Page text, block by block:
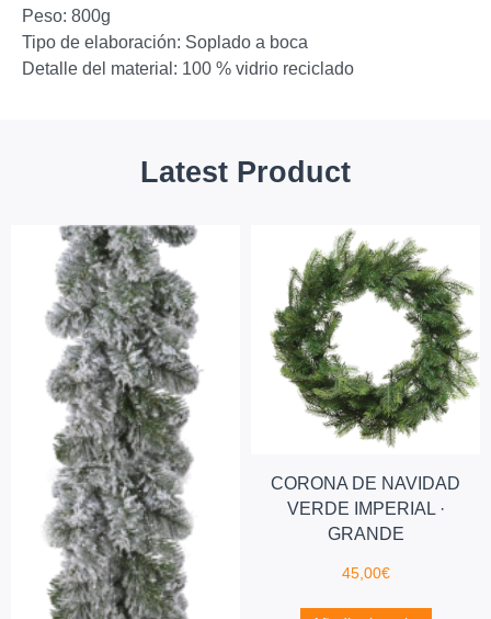
Peso: 800g
Tipo de elaboración: Soplado a boca
Detalle del material: 100 % vidrio reciclado
Latest Product
CORONA DE NAVIDAD
VERDE IMPERIAL ·
GRANDE
45,00€